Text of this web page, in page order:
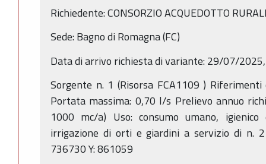
Richiedente: CONSORZIO ACQUEDOTTO
Sede: Bagno di Romagna (FC)
Data di arrivo richiesta di variante: 29/07/
Sorgente n. 1 (Risorsa FCA1109 )
Portata massima: 0,70 l/s Prelievo annuo
1000 mc/a) Uso: consumo umano,
irrigazione di orti e giardini a servizio di n.
736730 Y: 861059